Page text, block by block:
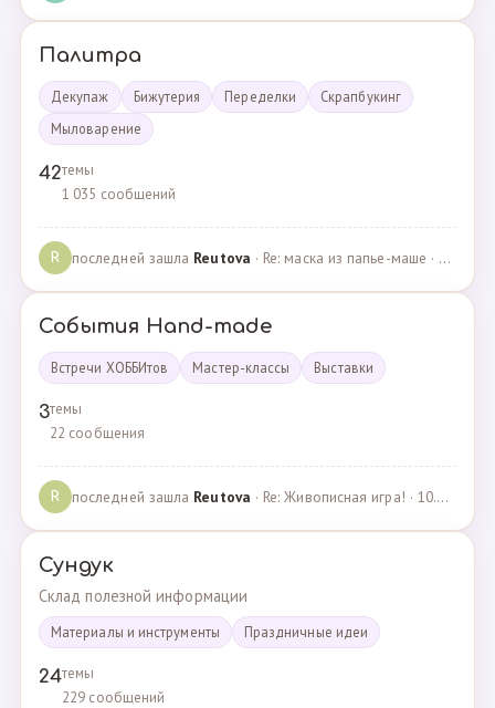
Палитра
Декупаж Бижутерия Переделки
Скрапбукинг
Мыловарение
42темы
1 035 сообщений
R последней зашла Reutova · Re: маска из папье-маше · 20.12.2022
События Hand-made
Встречи ХОББИтов Мастер-классы Выставки
3темы
22 сообщения
R последней зашла Reutova · Re: Живописная игра! · 10.12.2020
Сундук
Склад полезной информации
Материалы и инструменты Праздничные идеи
24темы
229 сообщений